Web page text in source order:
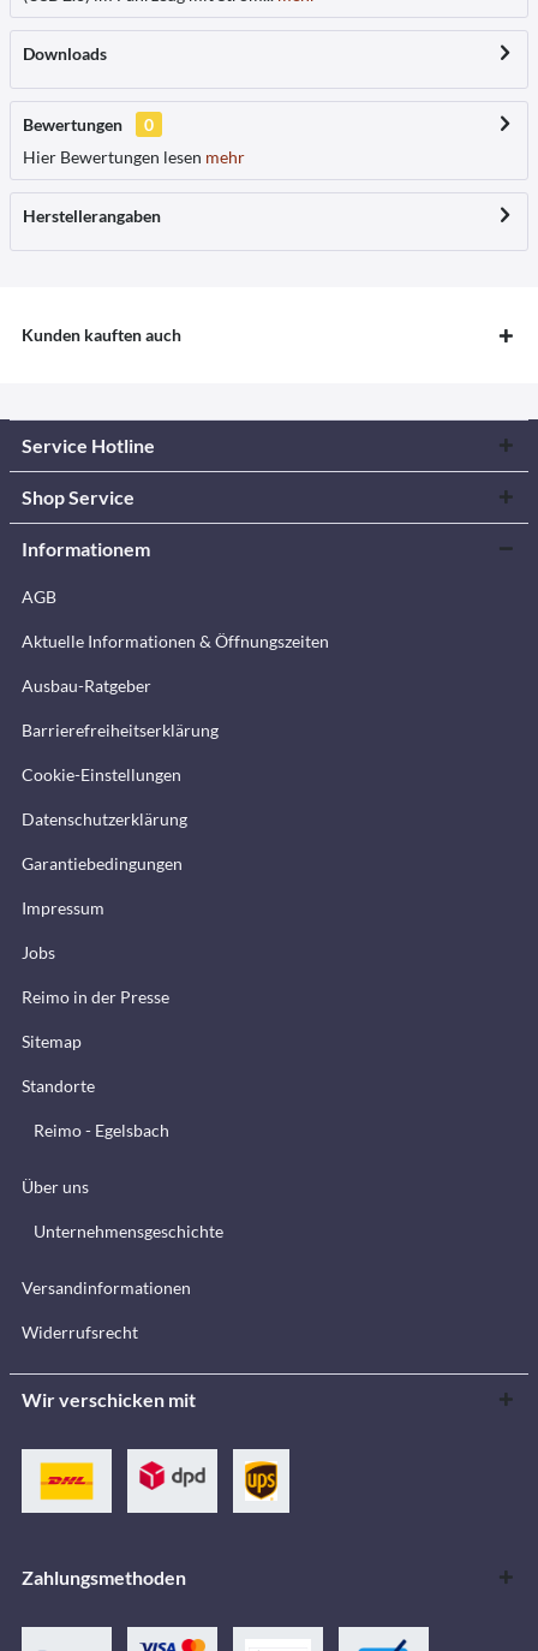
Downloads
Bewertungen
0
Hier Bewertungen lesen mehr
Herstellerangaben
Kunden kauften auch
Service Hotline
Shop Service
Informationem
AGB
Aktuelle Informationen & Öffnungszeiten
Ausbau-Ratgeber
Barrierefreiheitserklärung
Cookie-Einstellungen
Datenschutzerklärung
Garantiebedingungen
Impressum
Jobs
Reimo in der Presse
Sitemap
Standorte
Reimo - Egelsbach
Über uns
Unternehmensgeschichte
Versandinformationen
Widerrufsrecht
Wir verschicken mit
Zahlungsmethoden